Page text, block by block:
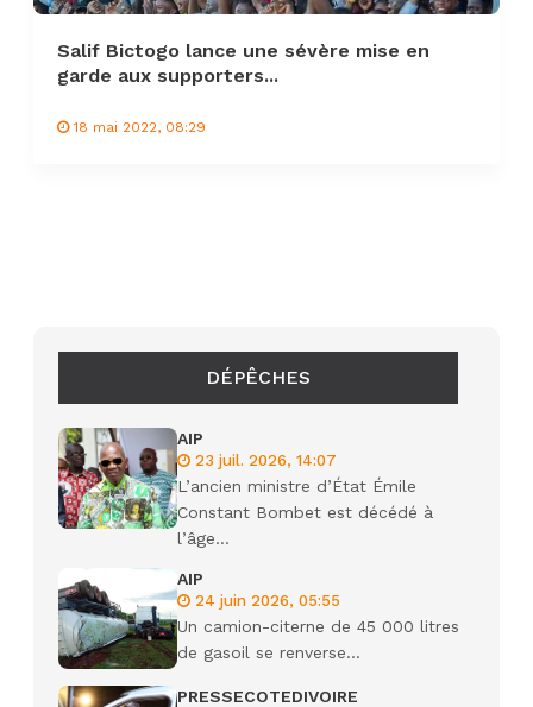
Salif Bictogo lance une sévère mise en
garde aux supporters...
18 mai 2022, 08:29
DÉPÊCHES
AIP
23 juil. 2026, 14:07
L’ancien ministre d’État Émile
Constant Bombet est décédé à
l’âge...
AIP
24 juin 2026, 05:55
Un camion-citerne de 45 000 litres
de gasoil se renverse...
PRESSECOTEDIVOIRE